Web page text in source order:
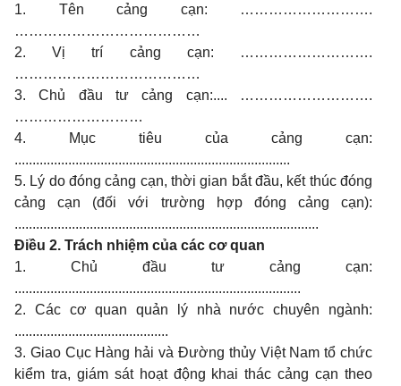
1. Tên cảng cạn: ……………………….
…………………………………
2. Vị trí cảng cạn: ……………………….
…………………………………
3. Chủ đầu tư cảng cạn:.... ……………………….
………………………
4. Mục tiêu của cảng cạn:
.............................................................................
5. Lý do đóng cảng cạn, thời gian bắt đầu, kết thúc đóng
cảng cạn (đối với trường hợp đóng cảng cạn):
.....................................................................................
Điều 2. Trách nhiệm của các cơ quan
1. Chủ đầu tư cảng cạn:
................................................................................
2. Các cơ quan quản lý nhà nước chuyên ngành:
...........................................
3. Giao Cục Hàng hải và Đường thủy Việt Nam tổ chức
kiểm tra, giám sát hoạt động khai thác cảng cạn theo